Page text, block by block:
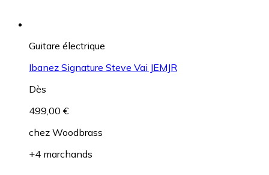
Guitare électrique
Ibanez Signature Steve Vai JEMJR
Dès
499,00 €
chez Woodbrass
+4 marchands